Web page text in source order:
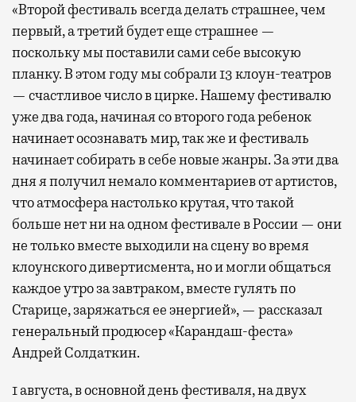
«Второй фестиваль всегда делать страшнее, чем
первый, а третий будет еще страшнее —
поскольку мы поставили сами себе высокую
планку. В этом году мы собрали 13 клоун-театров
— счастливое число в цирке. Нашему фестивалю
уже два года, начиная со второго года ребенок
начинает осознавать мир, так же и фестиваль
начинает собирать в себе новые жанры. За эти два
дня я получил немало комментариев от артистов,
что атмосфера настолько крутая, что такой
больше нет ни на одном фестивале в России — они
не только вместе выходили на сцену во время
клоунского дивертисмента, но и могли общаться
каждое утро за завтраком, вместе гулять по
Старице, заряжаться ее энергией», — рассказал
генеральный продюсер «Карандаш-феста»
Андрей Солдаткин.
1 августа, в основной день фестиваля, на двух